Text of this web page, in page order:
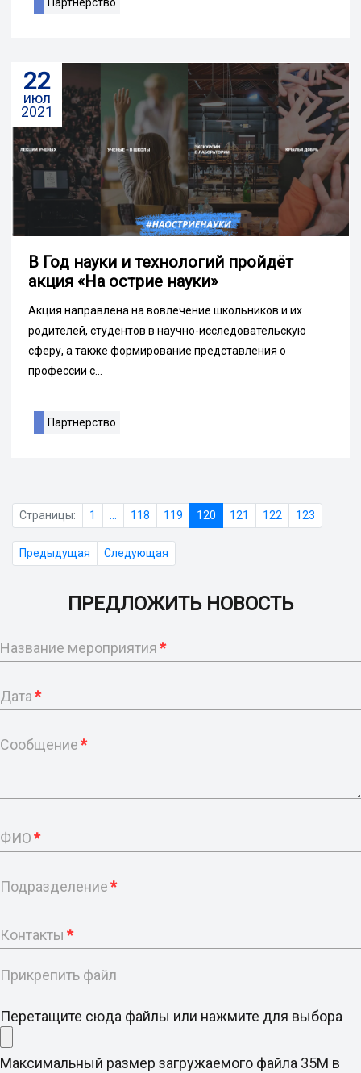
22
июл
2021
В Год науки и технологий пройдёт
акция «На острие науки»
Акция направлена на вовлечение школьников и их
родителей, студентов в научно-исследовательскую
сферу, а также формирование представления о
профессии с...
Партнерство
Страницы: 1 118 119 120 121 122 123
Предыдущая Следующая
ПРЕДЛОЖИТЬ НОВОСТЬ
Название мероприятия*
Дата*
Сообщение*
ФИО*
Подразделение*
Контакты *
Прикрепить файл
Перетащите сюда файлы или нажмите для выбора
Максимальный размер загружаемого файла 35M в